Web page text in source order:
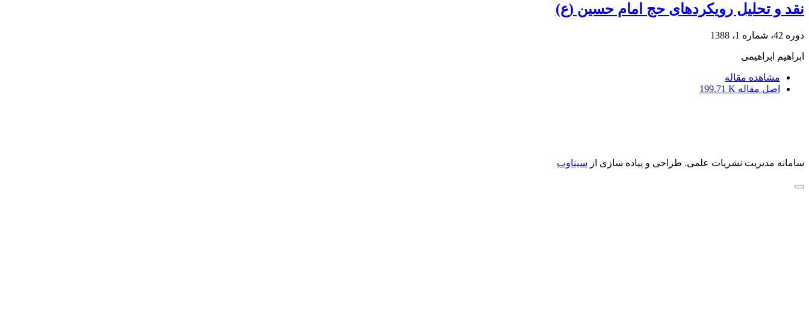
نقد و تحلیل رویکردهای حج امام حسین (ع)
دوره 42، شماره 1، 1388
ابراهیم ابراهیمی
مشاهده مقاله
اصل مقاله 199.71 K
سامانه مدیریت نشریات علمی. طراحی و پیاده سازی از سیناوب